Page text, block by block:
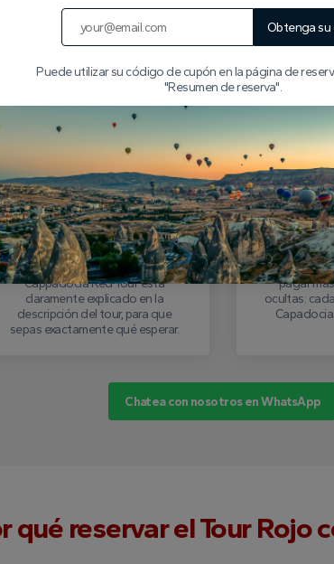
reservar su tour rojo
Rellenar el formulario de
reserva
Complete el formulario en línea
con tus datos. Cada itinerario del
Cappadocia Red Tour está
claramente explicado en la
descripción del tour, para que
sepas exactamente qué esperar.
Pagar
Reserva tu
depósito.
pagar
ocultas:
Chatea con nosotros en WhatsApp
qué reservar el Tour Rojo
Obtenga
Puede utilizar su código de cupón en la página de
"Resumen de reserva".